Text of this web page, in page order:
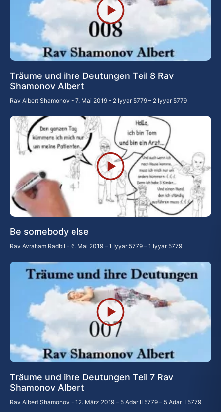
Träume und ihre Deutungen Teil 8 Rav
Shamonov Albert
Rav Albert Shamonov 7. Mai 2019 – 2 Iyyar 5779 – 2 Iyyar 5779
Be somebody else
Rav Avraham Radbil 6. Mai 2019 – 1 Iyyar 5779 – 1 Iyyar 5779
Träume und ihre Deutungen Teil 7 Rav
Shamonov Albert
Rav Albert Shamonov 12. März 2019 – 5 Adar II 5779 – 5 Adar II 5779